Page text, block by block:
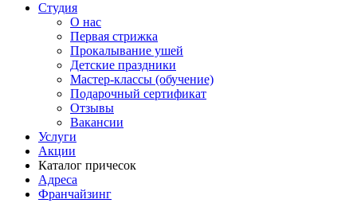
Cтудия
О нас
Первая стрижка
Прокалывание ушей
Детские праздники
Мастер-классы (обучение)
Подарочный сертификат
Отзывы
Вакансии
Услуги
Акции
Каталог причесок
Адреса
Франчайзинг